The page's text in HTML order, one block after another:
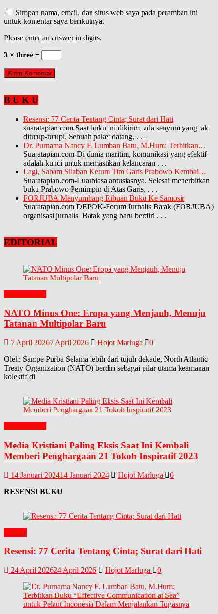
Simpan nama, email, dan situs web saya pada peramban ini
untuk komentar saya berikutnya.
Please enter an answer in digits:
3 × three =
B U K U
Resensi: 77 Cerita Tentang Cinta; Surat dari Hati
suaratapian.com-Saat buku ini dikirim, ada senyum yang tak
ditutup-tutupi. Sebuah paket datang, . . .
Dr. Purnama Nancy F. Lumban Batu, M.Hum: Terbitkan…
Suaratapian.com-Di dunia maritim, komunikasi yang efektif
adalah kunci untuk memastikan kelancaran . . .
Lagi, Sabam Silaban Ketum Tim Garis Prabowo Kembal…
Suaratapian.com-Luarbiasa antusiasnya. Selesai menerbitkan
buku Prabowo Pemimpin di Atas Garis, . . .
FORJUBA Menyumbang Ribuan Buku Ke Samosir
Suaratapian.com DEPOK-Forum Jurnalis Batak (FORJUBA)
organisasi jurnalis Batak yang baru berdiri . . .
EDITORIAL
NATO Minus One: Eropa yang Menjauh, Menuju
Tatanan Multipolar Baru
7 April 20267 April 2026 Hojot Marluga
0
Oleh: Sampe Purba Selama lebih dari tujuh dekade, North Atlantic
Treaty Organization (NATO) berdiri sebagai pilar utama keamanan
kolektif di
Media Kristiani Paling Eksis Saat Ini Kembali
Memberi Penghargaan 21 Tokoh Inspiratif 2023
14 Januari 202414 Januari 2024 Hojot Marluga
0
RESENSI BUKU
Resensi: 77 Cerita Tentang Cinta; Surat dari Hati
24 April 202624 April 2026 Hojot Marluga 0